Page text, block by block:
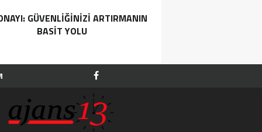
GÜVENLIĞINIZI ARTIRMANIN
BASIT YOLU